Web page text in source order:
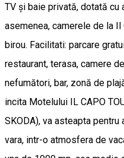
TV și baie privată, dotată
asemenea, camerele de la
birou. Facilitati: parcare
restaurant, terasa, camere
nefumători, bar, zonă de
incita Motelului IL CAPO
SKODA), va asteapta
vara, intr-o atmosfera de